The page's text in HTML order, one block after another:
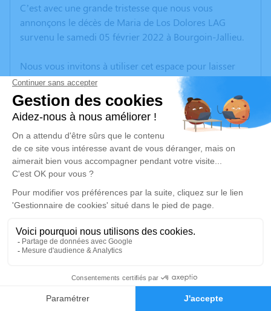
Faire-part Hommages
C’est avec une grande tristesse que nous vous
annonçons le décès de Maria de Los Dolores LAG
survenu le samedi 05 février 2022 à Bourgoin-Jallieu.
Nous vous invitons à utiliser cet espace pour laisser
vos condoléances, partager des photos souvenirs, une
anecdote ou exprimer vos pensées à travers des
poèmes ou des textes. Cet endroit est un lieu
d'expression dédié à honorer la mémoire de Maria de
Los Dolores LAG.
Un service de plantation d’arbre hommage est
disponible ici.
Je rends hommage
Inhumation
Cimetière "Le Village" de Villefontaine
Rue du 8 Mai 1945 Villefontaine